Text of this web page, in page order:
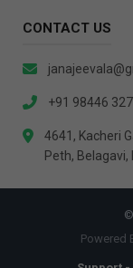
CONTACT US
+91 98446
4641, Kacheri
Peth, Belagavi,
Powered